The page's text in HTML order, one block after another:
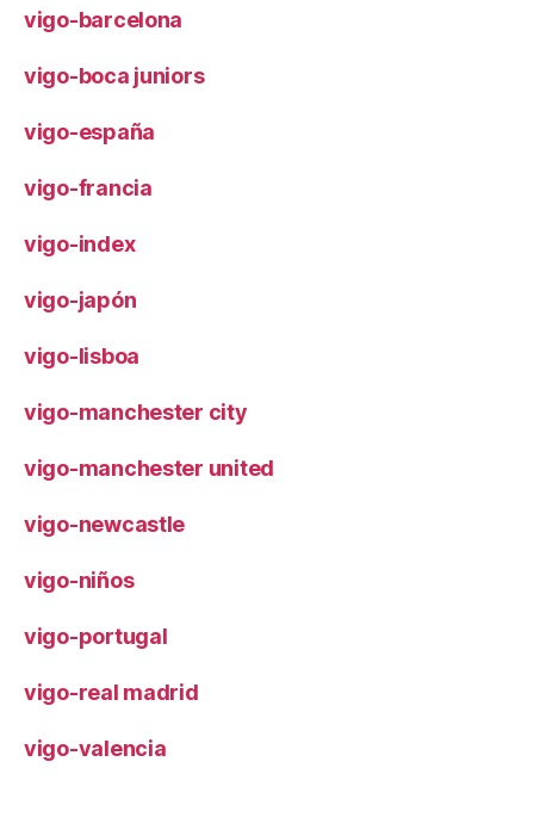
vigo-barcelona
vigo-boca juniors
vigo-españa
vigo-francia
vigo-index
vigo-japón
vigo-lisboa
vigo-manchester city
vigo-manchester united
vigo-newcastle
vigo-niños
vigo-portugal
vigo-real madrid
vigo-valencia